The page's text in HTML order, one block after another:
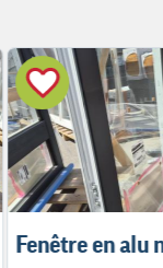
Fenêtre en alu